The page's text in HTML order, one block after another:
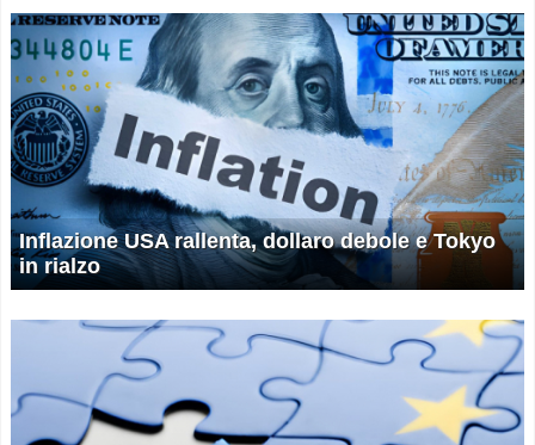
Inflazione USA rallenta, dollaro debole e Tokyo
in rialzo